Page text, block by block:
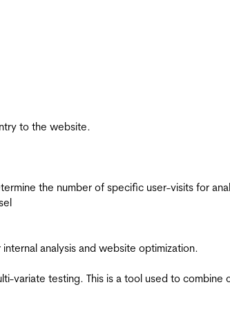
to the website.
the number of specific user-visits for
analysis and website optimization.
variate testing. This is a tool used to